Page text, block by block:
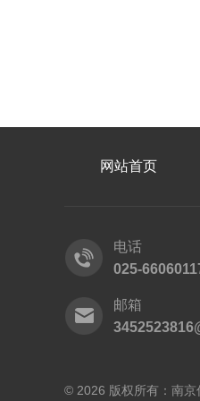
网站首页
电话
025-
邮箱
© 2026 版权所有：南